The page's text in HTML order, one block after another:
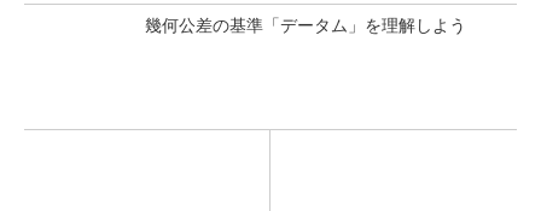
幾何公差の基準「データム」を理解しよう